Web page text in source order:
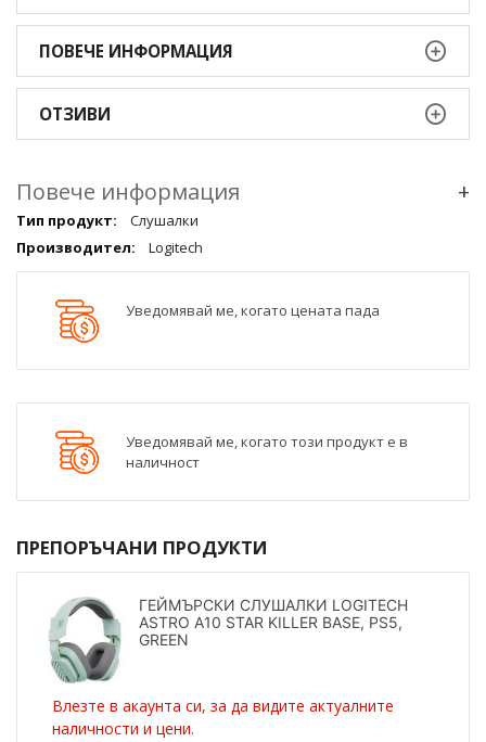
ПОВЕЧЕ ИНФОРМАЦИЯ
ОТЗИВИ
Повече информация +
Повече
информация
qqq
Слушалки
Logitech
Уведомявай ме, когато цената пада
Уведомявай ме, когато този продукт е в
наличност
ПРЕПОРЪЧАНИ ПРОДУКТИ
ГЕЙМЪРСКИ СЛУШАЛКИ LOGITECH
ASTRO A10 STAR KILLER BASE, PS5,
GREEN
Влезте в акаунта си, за да видите актуалните
наличности и цени.